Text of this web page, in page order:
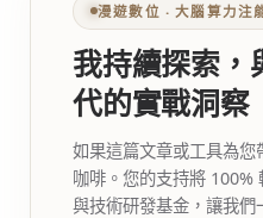
漫遊數位 ‧ 大腦算力注
我持續探索，
代的實戰洞察
如果這篇文章或工具為
咖啡。您的支持將 100%
與技術研發基金，讓我們